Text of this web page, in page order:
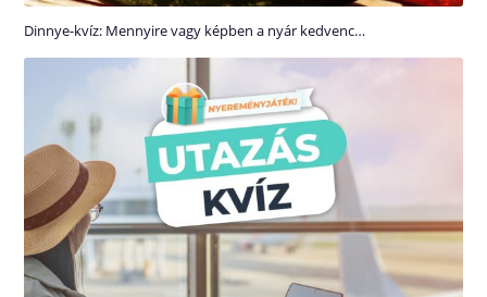
Dinnye-kvíz: Mennyire vagy képben a nyár kedvenc…